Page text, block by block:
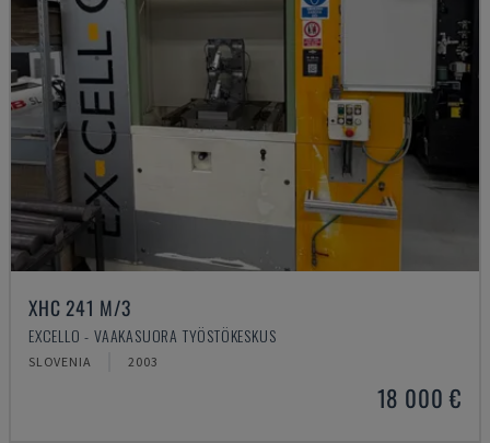
XHC 241 M/3
EXCELLO - VAAKASUORA TYÖSTÖKESKUS
SLOVENIA 2003
18 000 €